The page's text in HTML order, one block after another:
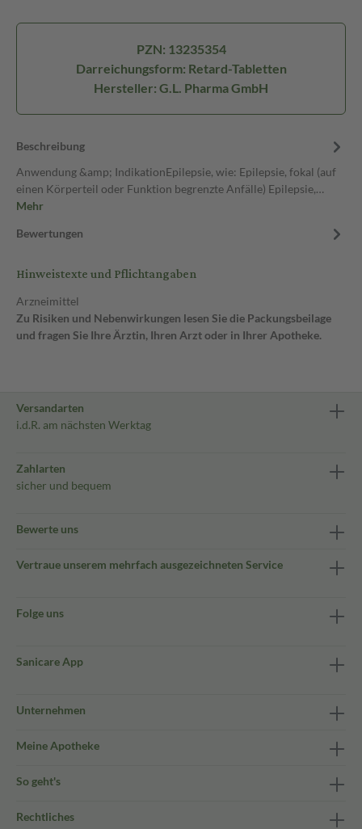
PZN: 13235354
Darreichungsform: Retard-Tabletten
Hersteller: G.L. Pharma GmbH
Beschreibung
Anwendung &amp; IndikationEpilepsie, wie: Epilepsie, fokal (auf
einen Körperteil oder Funktion begrenzte Anfälle) Epilepsie,…
Mehr
Bewertungen
Hinweistexte und Pflichtangaben
Arzneimittel
Zu Risiken und Nebenwirkungen lesen Sie die Packungsbeilage
und fragen Sie Ihre Ärztin, Ihren Arzt oder in Ihrer Apotheke.
Versandarten
i.d.R. am nächsten Werktag
Zahlarten
sicher und bequem
Bewerte uns
Vertraue unserem mehrfach ausgezeichneten Service
Folge uns
Sanicare App
Unternehmen
Meine Apotheke
So geht's
Rechtliches